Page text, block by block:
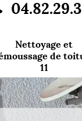
Nettoyage et
de
11